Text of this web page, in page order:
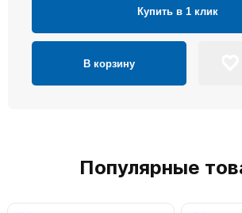
Купить в 1 клик
В корзину
Популярные